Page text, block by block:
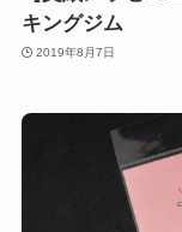
キングジム
2019年8月7日